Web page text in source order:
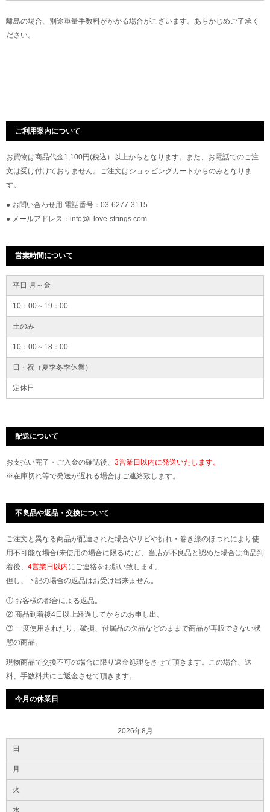
離島の場合、別途重量手数料がかかる場合がこざいます。あらかじめご了承く
ださい。
ご利用案内について
お買物は商品代金1,100円(税込）以上からとなります。また、お電話でのご注
文は受け付けておりません。ご注文はショッピングカートからのみとなりま
す。
● お問い合わせ用 電話番号：03-6277-3115
● メールアドレス：info@i-love-strings.com
営業時間について
平日 月～金
10：00～19：00
土のみ
10：00～18：00
日・祝（夏季冬季休業）
定休日
配送について
お支払い完了・ご入金の確認後、 3営業日以内に発送いたします。
※在庫切れ等で発送が遅れる場合はご連絡致します。
不良品や返品・交換について
ご注文と異なる商品が配達された場合やサビや折れ・巻き線のほつれにより使
用不可能な場合(未使用の場合に限る)など、当店が不良品と認めた場合は商品到
着後、 4営業日以内にご連絡をお願い致します。
但し、下記の場合の返品はお受け出来ません。
① お客様の都合による返品。
② 商品到着後4日以上経過してからのお申し出。
③ 一度使用されたり、破損、付属品の欠品などのままで商品が再販できない状
態の商品。
現物商品で交換不可の場合に限り返金処理をさせて頂きます。この場合、送
料、手数料共にご返金させて頂きます。
今月の休業日
2026年8月
日
月
火